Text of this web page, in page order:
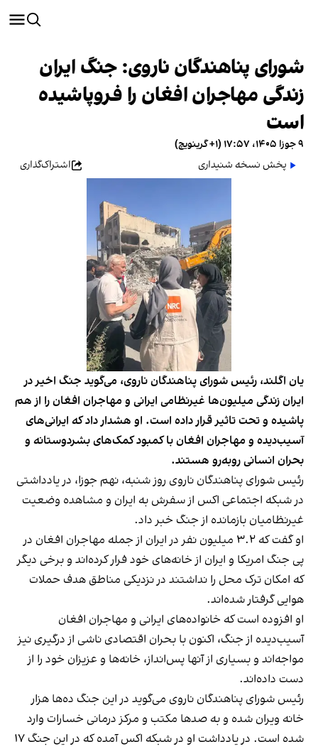
شورای پناهندگان ناروی: جنگ ایران
زندگی مهاجران افغان را فروپاشیده
است
۹ جوزا ۱۴۰۵، ۱۷:۵۷ (‎+۱ گرینویچ)
پخش نسخه شنیداری
اشتراک‌گذاری
یان اگلند، رئیس شورای پناهندگان ناروی، می‌گوید جنگ اخیر در
ایران زندگی میلیون‌ها غیرنظامی ایرانی و مهاجران افغان را از هم
پاشیده و تحت تاثیر قرار داده است. او هشدار داد که ایرانی‌های
آسیب‌دیده و مهاجران افغان‌ با کمبود کمک‌های بشردوستانه و
بحران انسانی روبه‌رو هستند.
رئیس شورای پناهندگان ناروی روز شنبه، نهم جوزا، در یادداشتی
در شبکه اجتماعی اکس از سفرش به ایران و مشاهده وضعیت
غیرنظامیان بازمانده از جنگ خبر داد.
او گفت که ۳.۲ میلیون نفر در ایران از جمله مهاجران افغان در
پی جنگ امریکا و ایران از خانه‌های خود فرار کرده‌اند و برخی دیگر
که امکان ترک محل را نداشتند در نزدیکی مناطق هدف حملات
هوایی گرفتار شده‌اند.
او افزوده است که خانواده‌های ایرانی و مهاجران افغان
آسیب‌دیده از جنگ، اکنون با بحران اقتصادی ناشی از درگیری نیز
مواجه‌اند و بسیاری از آنها پس‌انداز، خانه‌ها و عزیزان خود را از
دست داده‌اند.
رئیس شورای پناهندگان ناروی می‌گوید در این جنگ ده‌ها هزار
خانه ویران شده و به صدها مکتب و مرکز درمانی خسارات وارد
شده است. در یادداشت او در شبکه اکس آمده که در این جنگ ۱۷